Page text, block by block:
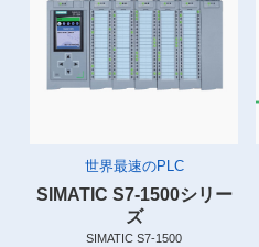
世界最速のPLC
SIMATIC S7-1500シリー
ズ
SIMATIC S7-1500